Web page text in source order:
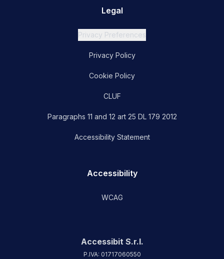
Legal
Privacy Preferences
Privacy Policy
Cookie Policy
CLUF
Paragraphs 11 and 12 art 25 DL 179 2012
Accessibility Statement
Accessibility
WCAG
Accessibit S.r.l.
P.IVA: 01717060550